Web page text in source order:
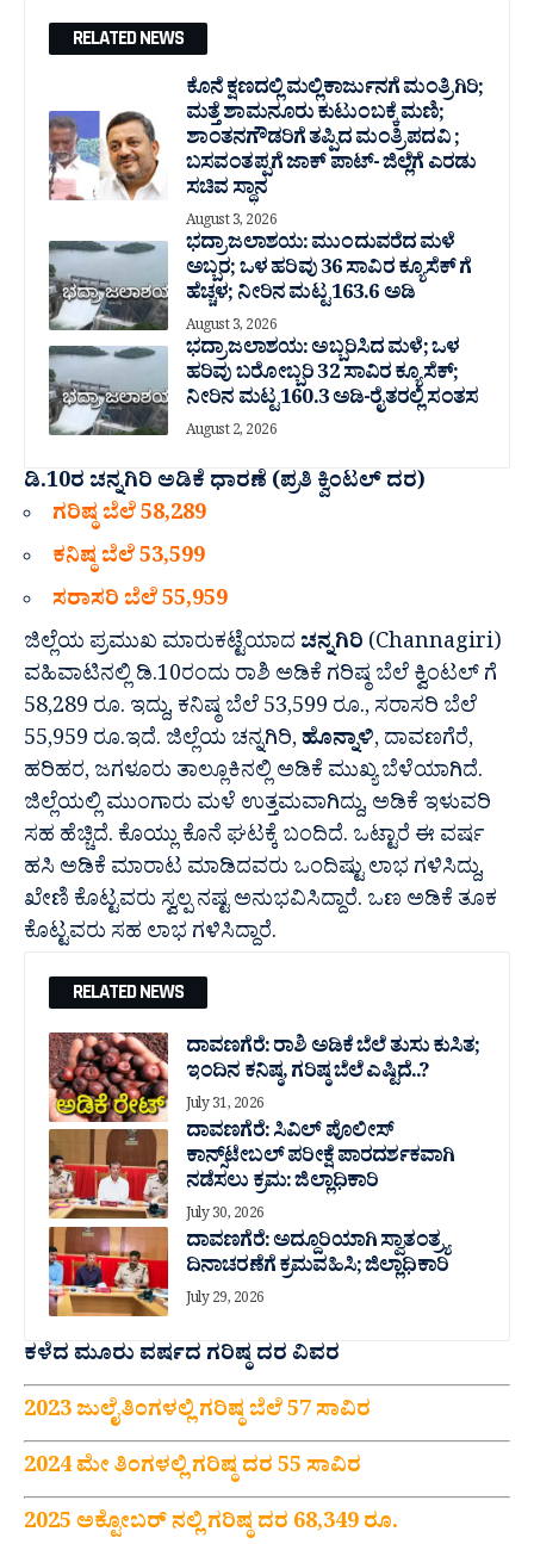
RELATED NEWS
ಕೊನೆ ಕ್ಷಣದಲ್ಲಿ ಮಲ್ಲಿಕಾರ್ಜುನಗೆ ಮಂತ್ರಿಗಿರಿ;
ಮತ್ತೆ ಶಾಮನೂರು ಕುಟುಂಬಕ್ಕೆ ಮಣಿ;
ಶಾಂತನಗೌಡರಿಗೆ ತಪ್ಪಿದ ಮಂತ್ರಿ ಪದವಿ ;
ಬಸವಂತಪ್ಪಗೆ ಜಾಕ್ ಪಾಟ್- ಜಿಲ್ಲೆಗೆ ಎರಡು
ಸಚಿವ ಸ್ಥಾನ
August 3, 2026
ಭದ್ರಾ ಜಲಾಶಯ: ಮುಂದುವರೆದ ಮಳೆ
ಅಬ್ಬರ; ಒಳ ಹರಿವು 36 ಸಾವಿರ‌ ಕ್ಯೂಸೆಕ್ ಗೆ
ಹೆಚ್ಚಳ; ನೀರಿನ ಮಟ್ಟ 163.6 ಅಡಿ
August 3, 2026
ಭದ್ರಾ ಜಲಾಶಯ: ಅಬ್ಬರಿಸಿದ ಮಳೆ; ಒಳ
ಹರಿವು ಬರೋಬ್ಬರಿ 32 ಸಾವಿರ‌ ಕ್ಯೂಸೆಕ್;
ನೀರಿನ ಮಟ್ಟ 160.3 ಅಡಿ-ರೈತರಲ್ಲಿ ಸಂತಸ
August 2, 2026
ಡಿ‌.10ರ ಚನ್ನಗಿರಿ ಅಡಿಕೆ ಧಾರಣೆ (ಪ್ರತಿ ಕ್ವಿಂಟಲ್ ದರ)
ಗರಿಷ್ಠ ಬೆಲೆ 58,289
ಕನಿಷ್ಠ ಬೆಲೆ 53,599
ಸರಾಸರಿ ಬೆಲೆ 55,959
ಜಿಲ್ಲೆಯ ಪ್ರಮುಖ ಮಾರುಕಟ್ಟೆಯಾದ ಚನ್ನಗಿರಿ (Channagiri)
ವಹಿವಾಟಿನಲ್ಲಿ‌ ಡಿ.10ರಂದು ರಾಶಿ ಅಡಿಕೆ ಗರಿಷ್ಠ‌ ಬೆಲೆ ಕ್ವಿಂಟಲ್ ಗೆ
58,289 ರೂ. ಇದ್ದು, ಕನಿಷ್ಠ ಬೆಲೆ 53,599 ರೂ., ಸರಾಸರಿ ಬೆಲೆ
55,959 ರೂ.‌ಇದೆ. ಜಿಲ್ಲೆಯ ಚನ್ನಗಿರಿ,ಹೊನ್ನಾಳಿ, ದಾವಣಗೆರೆ,
ಹರಿಹರ, ಜಗಳೂರು ತಾಲ್ಲೂಕಿನಲ್ಲಿ ಅಡಿಕೆ ಮುಖ್ಯ ಬೆಳೆಯಾಗಿದೆ.
ಜಿಲ್ಲೆಯಲ್ಲಿ ಮುಂಗಾರು ಮಳೆ ಉತ್ತಮವಾಗಿದ್ದು, ಅಡಿಕೆ ಇಳುವರಿ
ಸಹ ಹೆಚ್ಚಿದೆ. ಕೊಯ್ಲು ಕೊನೆ ಘಟಕ್ಕೆ ಬಂದಿದೆ. ಒಟ್ಟಾರೆ ಈ ವರ್ಷ
ಹಸಿ ಅಡಿಕೆ ಮಾರಾಟ ಮಾಡಿದವರು ಒಂದಿಷ್ಟು ಲಾಭ ಗಳಿಸಿದ್ದು,
ಖೇಣಿ ಕೊಟ್ಟವರು ಸ್ವಲ್ಪ ನಷ್ಟ ಅನುಭವಿಸಿದ್ದಾರೆ. ಒಣ ಅಡಿಕೆ ತೂಕ
ಕೊಟ್ಟವರು ಸಹ ಲಾಭ ಗಳಿಸಿದ್ದಾರೆ.
RELATED NEWS
ದಾವಣಗೆರೆ: ರಾಶಿ ಅಡಿಕೆ ಬೆಲೆ ತುಸು‌ ಕುಸಿತ;
ಇಂದಿನ ಕನಿಷ್ಠ, ಗರಿಷ್ಠ ಬೆಲೆ ಎಷ್ಟಿದೆ..?
July 31, 2026
ದಾವಣಗೆರೆ: ಸಿವಿಲ್ ಪೊಲೀಸ್
ಕಾನ್ಸ್‌ಟೇಬಲ್ ಪರೀಕ್ಷೆ ಪಾರದರ್ಶಕವಾಗಿ
ನಡೆಸಲು ಕ್ರಮ: ಜಿಲ್ಲಾಧಿಕಾರಿ
July 30, 2026
ದಾವಣಗೆರೆ: ಅದ್ದೂರಿಯಾಗಿ ಸ್ವಾತಂತ್ರ್ಯ
ದಿನಾಚರಣೆಗೆ ಕ್ರಮವಹಿಸಿ; ಜಿಲ್ಲಾಧಿಕಾರಿ
July 29, 2026
ಕಳೆದ ಮೂರು ವರ್ಷದ ಗರಿಷ್ಠ ದರ ವಿವರ
2023 ಜುಲೈ ತಿಂಗಳಲ್ಲಿ ಗರಿಷ್ಠ ಬೆಲೆ 57 ಸಾವಿರ
2024 ಮೇ ತಿಂಗಳಲ್ಲಿ ಗರಿಷ್ಠ ದರ 55 ಸಾವಿರ
2025 ಅಕ್ಟೋಬರ್ ‌ನಲ್ಲಿ ಗರಿಷ್ಠ ದರ 68,349 ರೂ.